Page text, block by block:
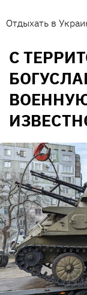
Отдыхать в
С